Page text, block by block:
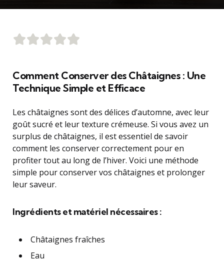
Comment Conserver des Châtaignes : Une
Technique Simple et Efficace
Les châtaignes sont des délices d’automne, avec leur
goût sucré et leur texture crémeuse. Si vous avez un
surplus de châtaignes, il est essentiel de savoir
comment les conserver correctement pour en
profiter tout au long de l’hiver. Voici une méthode
simple pour conserver vos châtaignes et prolonger
leur saveur.
Ingrédients et matériel nécessaires :
Châtaignes fraîches
Eau